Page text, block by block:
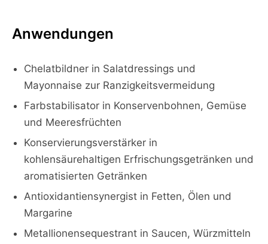
Anwendungen
Chelatbildner in Salatdressings und
Mayonnaise zur Ranzigkeitsvermeidung
Farbstabilisator in Konservenbohnen, Gemüse
und Meeresfrüchten
Konservierungsverstärker in
kohlensäurehaltigen Erfrischungsgetränken und
aromatisierten Getränken
Antioxidantiensynergist in Fetten, Ölen und
Margarine
Metallionensequestrant in Saucen, Würzmitteln